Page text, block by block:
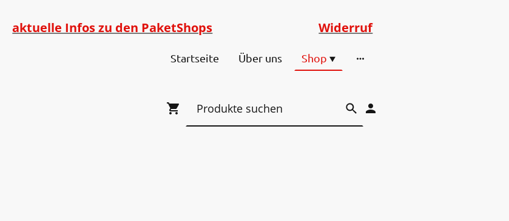
aktuelle Infos zu den PaketShops Widerruf
Startseite Über uns Shop